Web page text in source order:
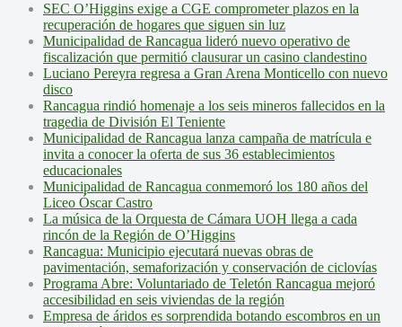
SEC O’Higgins exige a CGE comprometer plazos en la
recuperación de hogares que siguen sin luz
Municipalidad de Rancagua lideró nuevo operativo de
fiscalización que permitió clausurar un casino clandestino
Luciano Pereyra regresa a Gran Arena Monticello con nuevo
disco
Rancagua rindió homenaje a los seis mineros fallecidos en la
tragedia de División El Teniente
Municipalidad de Rancagua lanza campaña de matrícula e
invita a conocer la oferta de sus 36 establecimientos
educacionales
Municipalidad de Rancagua conmemoró los 180 años del
Liceo Óscar Castro
La música de la Orquesta de Cámara UOH llega a cada
rincón de la Región de O’Higgins
Rancagua: Municipio ejecutará nuevas obras de
pavimentación, semaforización y conservación de ciclovías
Programa Abre: Voluntariado de Teletón Rancagua mejoró
accesibilidad en seis viviendas de la región
Empresa de áridos es sorprendida botando escombros en un